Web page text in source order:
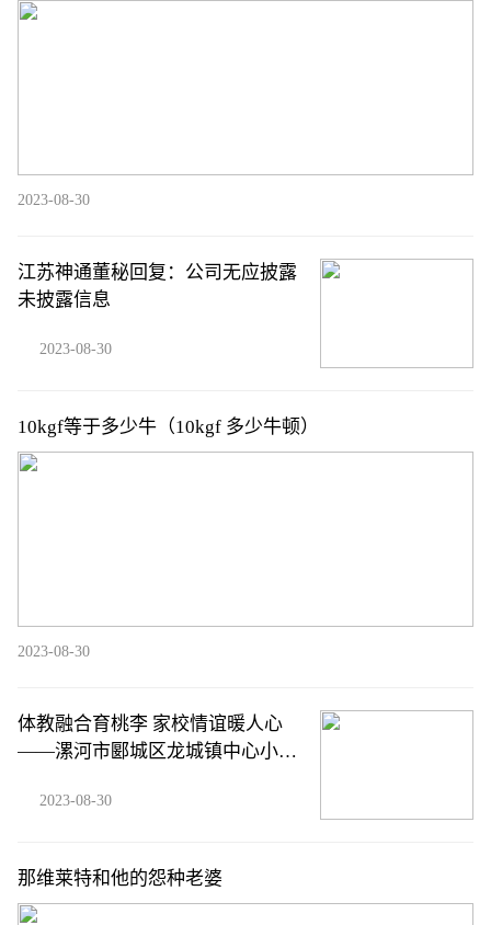
2023-08-30
江苏神通董秘回复：公司无应披露
未披露信息
2023-08-30
10kgf等于多少牛（10kgf 多少牛顿）
2023-08-30
体教融合育桃李 家校情谊暖人心
——漯河市郾城区龙城镇中心小学
2023-08-30
那维莱特和他的怨种老婆